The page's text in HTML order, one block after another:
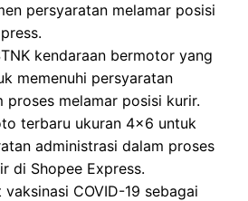
persyaratan melamar posisi
kendaraan bermotor yang
memenuhi persyaratan
proses melamar posisi kurir.
terbaru ukuran 4×6 untuk
administrasi dalam proses
di Shopee Express.
COVID-19 sebagai